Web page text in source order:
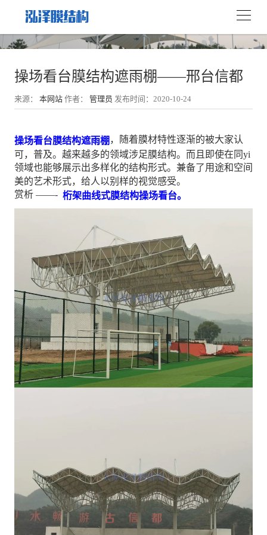
操场看台膜结构遮雨棚——邢台信都
来源： 本网站 作者： 管理员 发布时间：2020-10-24
操场看台膜结构遮雨棚 ，随着膜材特性逐渐的被大家认
可，普及。越来越多的领域涉足膜结构。而且即使在同yi
领域也能够展示出多样化的结构形式。兼备了用途和空间
美的艺术形式，给人以别样的视觉感受。
赏析 ——- 桁架曲线式膜结构操场看台。